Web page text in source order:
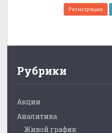
Регистрация
Рубрики
Акции
Аналитика
Живой график